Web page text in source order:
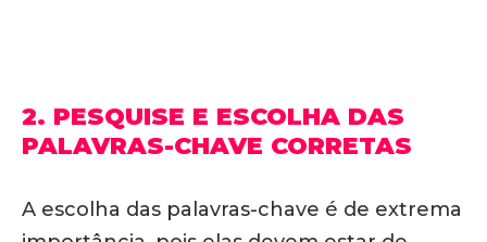
2. PESQUISE E ESCOLHA DAS
PALAVRAS-CHAVE CORRETAS
A escolha das palavras-chave é de extrema